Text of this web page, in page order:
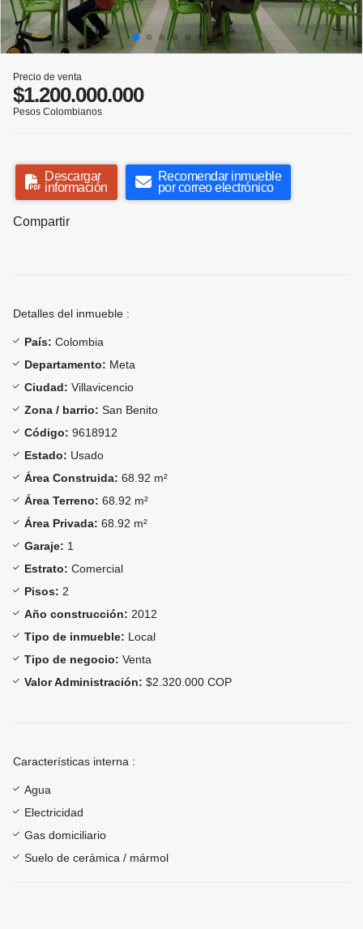
Precio de venta
$1.200.000.000
Pesos Colombianos
Descargar
información
Recomendar inmueble
por correo electrónico
Compartir
Detalles del inmueble :
País: Colombia
Departamento: Meta
Ciudad: Villavicencio
Zona / barrio: San Benito
Código: 9618912
Estado: Usado
Área Construida: 68.92 m²
Área Terreno: 68.92 m²
Área Privada: 68.92 m²
Garaje: 1
Estrato: Comercial
Pisos: 2
Año construcción: 2012
Tipo de inmueble: Local
Tipo de negocio: Venta
Valor Administración: $2.320.000 COP
Características interna :
Agua
Electricidad
Gas domiciliario
Suelo de cerámica / mármol